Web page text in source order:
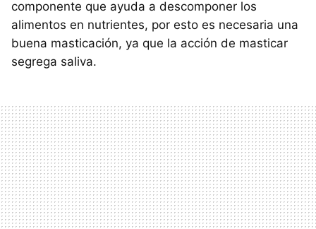
componente que ayuda a descomponer los
alimentos en nutrientes, por esto es necesaria una
buena masticación, ya que la acción de masticar
segrega saliva.